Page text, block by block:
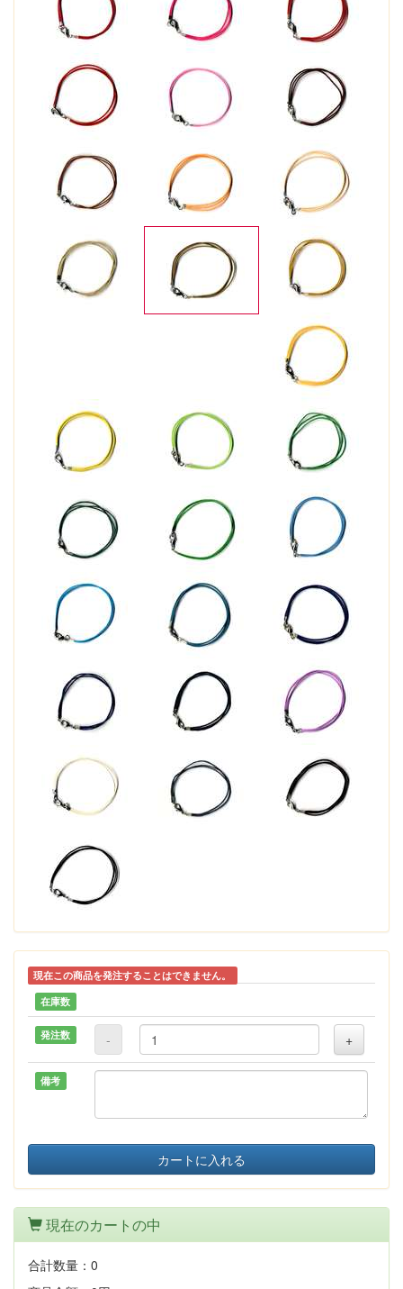
現在この商品を発注することはできません。
在庫数
発注数 - +
備考
カートに入れる
現在のカートの中
合計数量： 0